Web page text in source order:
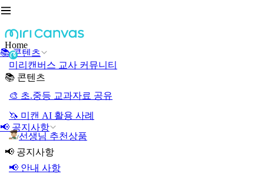
📚 콘텐츠
📢 공지사항
Home
미리캔버스 교사 커뮤니티
📚 콘텐츠
🎨 초.중등 교과자료 공유
🦄 미캔 AI 활용 사례
선생님 추천상품
📢 공지사항
📢 안내 사항